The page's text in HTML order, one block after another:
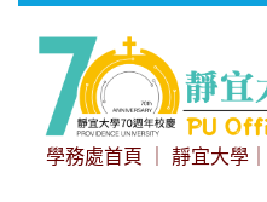
學務處首頁 靜宜大學